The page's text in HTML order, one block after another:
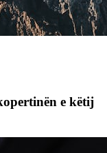
e këtij